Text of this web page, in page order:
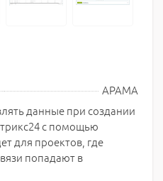
АРАМА
данные при создании
с помощью
для проектов, где
попадают в